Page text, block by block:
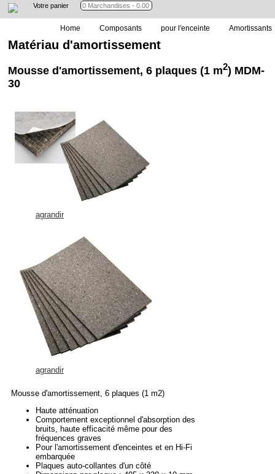
Votre panier
Home Composants pour l'enceinte Amortissants
Matériau d'amortissement
Mousse d'amortissement, 6 plaques (1 m2) MDM-
30
agrandir
agrandir
Mousse d'amortissement, 6 plaques (1 m2)
Haute atténuation
Comportement exceptionnel d'absorption des
bruits, haute efficacité même pour des
fréquences graves
Pour l'amortissement d'enceintes et en Hi-Fi
embarquée
Plaques auto-collantes d'un côté